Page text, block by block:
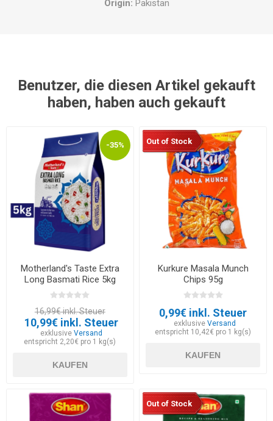
Origin: Pakistan
Benutzer, die diesen Artikel gekauft
haben, haben auch gekauft
-35%
Motherland's Taste Extra
Long Basmati Rice 5kg
16,99€ inkl. Steuer
10,99€ inkl. Steuer
exklusiveVersand
entspricht 2,20€ pro 1 kg(s)
KAUFEN
Out of Stock
Kurkure Masala Munch
Chips 95g
0,99€ inkl. Steuer
exklusive Versand
entspricht 10,42€ pro 1 kg(s)
KAUFEN
Out of Stock